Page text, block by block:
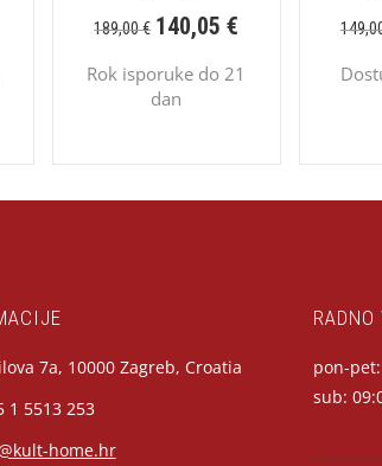
189,00€ 140,05€
Rok isporuke do 21
dan
7a, 10000 Zagreb, Croatia
1 5513 253
home.hr
pon-
sub: